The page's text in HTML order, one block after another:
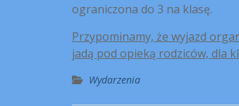
ograniczona do 3 na klasę.
Przypominamy, że wyjazd
jadą pod opieką rodziców, dla
Wydarzenia